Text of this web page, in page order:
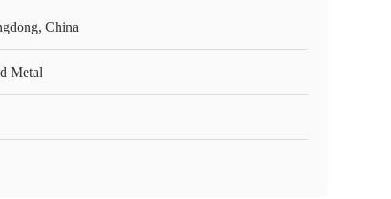
China
Metal